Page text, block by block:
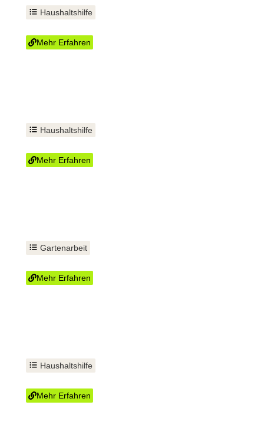
Haushaltshilfe
Mehr Erfahren
Haushaltshilfe
Mehr Erfahren
Gartenarbeit
Mehr Erfahren
Haushaltshilfe
Mehr Erfahren